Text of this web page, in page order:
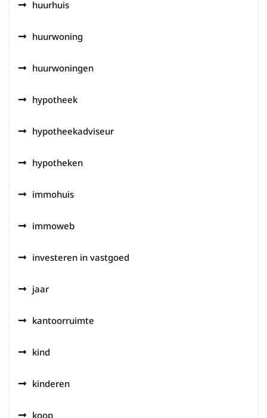
huurhuis
huurwoning
huurwoningen
hypotheek
hypotheekadviseur
hypotheken
immohuis
immoweb
investeren in vastgoed
jaar
kantoorruimte
kind
kinderen
koop